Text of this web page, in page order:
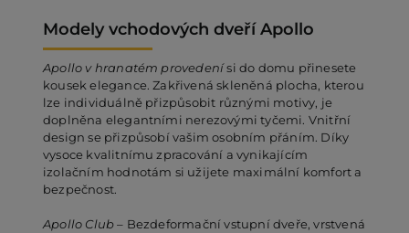
Modely vchodových dveří Apollo
Apollo v hranatém provedenísi do domu přinesete
kousek elegance. Zakřivená skleněná plocha, kterou
lze individuálně přizpůsobit různými motivy, je
doplněna elegantními nerezovými tyčemi. Vnitřní
design se přizpůsobí vašim osobním přáním. Díky
vysoce kvalitnímu zpracování a vynikajícím
izolačním hodnotám si užijete maximální komfort a
bezpečnost.
Apollo Club– Bezdeformační vstupní dveře, vrstvená